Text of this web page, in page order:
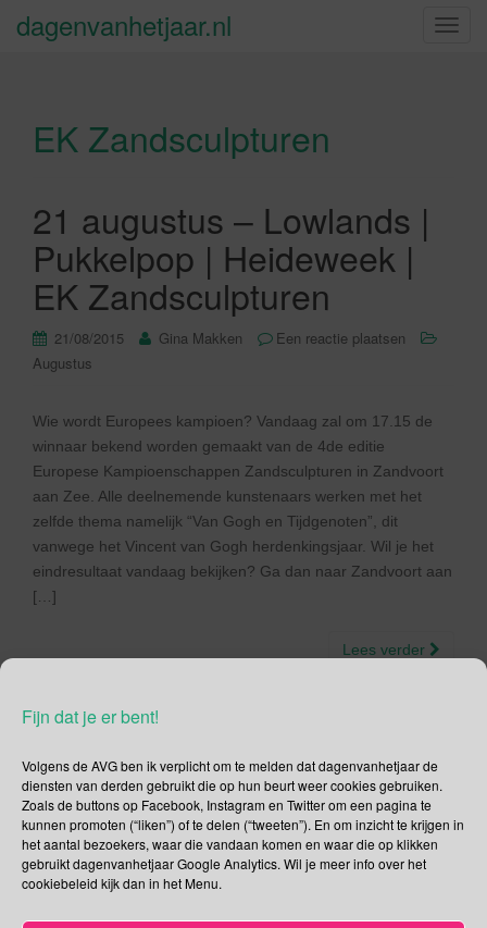
Fijn dat je er bent!
Volgens de AVG ben ik verplicht om te melden dat dagenvanhetjaar de
diensten van derden gebruikt die op hun beurt weer cookies gebruiken.
Zoals de buttons op Facebook, Instagram en Twitter om een pagina te
kunnen promoten (“liken”) of te delen (“tweeten”). En om inzicht te krijgen in
het aantal bezoekers, waar die vandaan komen en waar die op klikken
gebruikt dagenvanhetjaar Google Analytics. Wil je meer info over het
cookiebeleid kijk dan in het Menu.
S
dagenvanhetjaar.nl
EK Zandsculpturen
21 augustus – Lowlands |
Pukkelpop | Heideweek |
EK Zandsculpturen
21/08/2015 Gina Makken
Een reactie plaatsen
Augustus
Wie wordt Europees kampioen? Vandaag zal om 17.15 de
winnaar bekend worden gemaakt van de 4de editie
Europese Kampioenschappen Zandsculpturen in Zandvoort
aan Zee. Alle deelnemende kunstenaars werken met het
zelfde thema namelijk “Van Gogh en Tijdgenoten”, dit
vanwege het Vincent van Gogh herdenkingsjaar. Wil je het
eindresultaat vandaag bekijken? Ga dan naar Zandvoort aan
[…]
Lees verder
Social Media
Je kunt me volgen op